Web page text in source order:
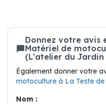
Donnez votre avis
Matériel de
(L'atelier du Jardin
Également donner votre
motoculture à La Teste de
Nom :